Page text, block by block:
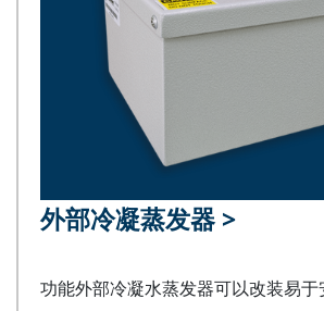
外部冷凝蒸发器 >
功能外部冷凝水蒸发器可以改装易于